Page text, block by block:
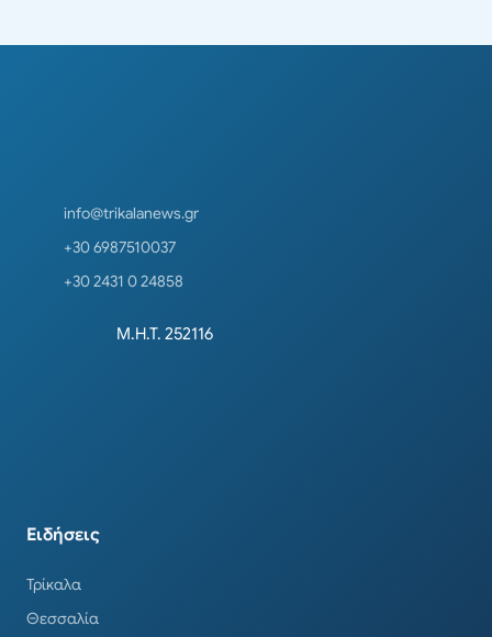
info@trikalanews.gr
+30 6987510037
+30 2431 0 24858
Μ.Η.Τ. 252116
Ειδήσεις
Τρίκαλα
Θεσσαλία